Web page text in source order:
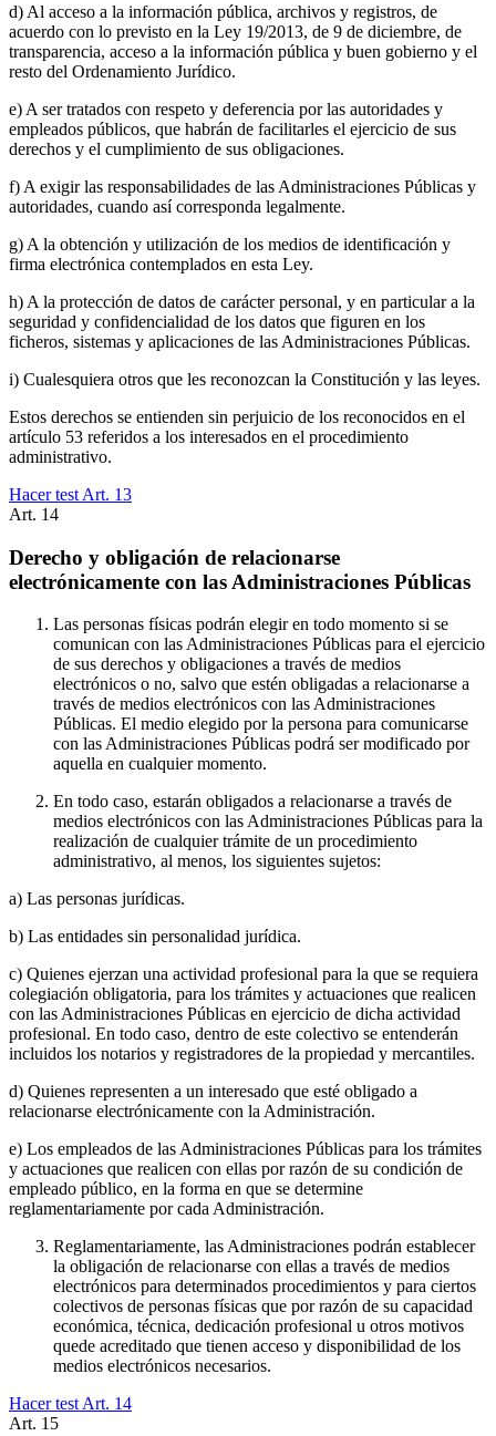
d) Al acceso a la información pública, archivos y registros, de
acuerdo con lo previsto en la Ley 19/2013, de 9 de diciembre, de
transparencia, acceso a la información pública y buen gobierno y el
resto del Ordenamiento Jurídico.
e) A ser tratados con respeto y deferencia por las autoridades y
empleados públicos, que habrán de facilitarles el ejercicio de sus
derechos y el cumplimiento de sus obligaciones.
f) A exigir las responsabilidades de las Administraciones Públicas y
autoridades, cuando así corresponda legalmente.
g) A la obtención y utilización de los medios de identificación y
firma electrónica contemplados en esta Ley.
h) A la protección de datos de carácter personal, y en particular a la
seguridad y confidencialidad de los datos que figuren en los
ficheros, sistemas y aplicaciones de las Administraciones Públicas.
i) Cualesquiera otros que les reconozcan la Constitución y las leyes.
Estos derechos se entienden sin perjuicio de los reconocidos en el
artículo 53 referidos a los interesados en el procedimiento
administrativo.
Hacer test Art. 13
Art. 14
Derecho y obligación de relacionarse
electrónicamente con las Administraciones Públicas
Las personas físicas podrán elegir en todo momento si se
comunican con las Administraciones Públicas para el ejercicio
de sus derechos y obligaciones a través de medios
electrónicos o no, salvo que estén obligadas a relacionarse a
través de medios electrónicos con las Administraciones
Públicas. El medio elegido por la persona para comunicarse
con las Administraciones Públicas podrá ser modificado por
aquella en cualquier momento.
En todo caso, estarán obligados a relacionarse a través de
medios electrónicos con las Administraciones Públicas para la
realización de cualquier trámite de un procedimiento
administrativo, al menos, los siguientes sujetos:
a) Las personas jurídicas.
b) Las entidades sin personalidad jurídica.
c) Quienes ejerzan una actividad profesional para la que se requiera
colegiación obligatoria, para los trámites y actuaciones que realicen
con las Administraciones Públicas en ejercicio de dicha actividad
profesional. En todo caso, dentro de este colectivo se entenderán
incluidos los notarios y registradores de la propiedad y mercantiles.
d) Quienes representen a un interesado que esté obligado a
relacionarse electrónicamente con la Administración.
e) Los empleados de las Administraciones Públicas para los trámites
y actuaciones que realicen con ellas por razón de su condición de
empleado público, en la forma en que se determine
reglamentariamente por cada Administración.
Reglamentariamente, las Administraciones podrán establecer
la obligación de relacionarse con ellas a través de medios
electrónicos para determinados procedimientos y para ciertos
colectivos de personas físicas que por razón de su capacidad
económica, técnica, dedicación profesional u otros motivos
quede acreditado que tienen acceso y disponibilidad de los
medios electrónicos necesarios.
Hacer test Art. 14
Art. 15